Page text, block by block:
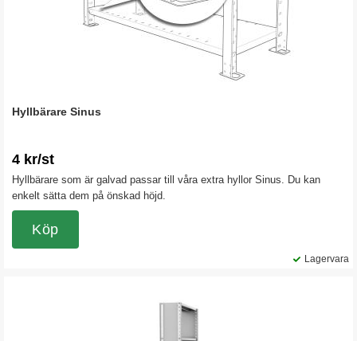
Hyllbärare Sinus
4 kr/st
Hyllbärare som är galvad passar till våra extra hyllor Sinus. Du kan
enkelt sätta dem på önskad höjd.
Lagervara
Köp